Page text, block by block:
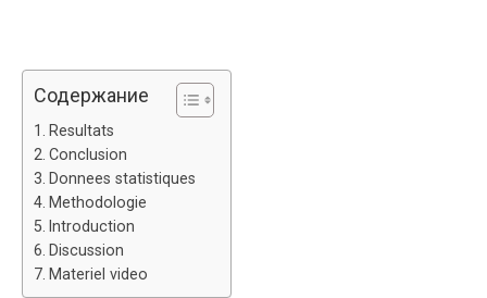
Содержание
Resultats
Conclusion
Donnees statistiques
Methodologie
Introduction
Discussion
Materiel video